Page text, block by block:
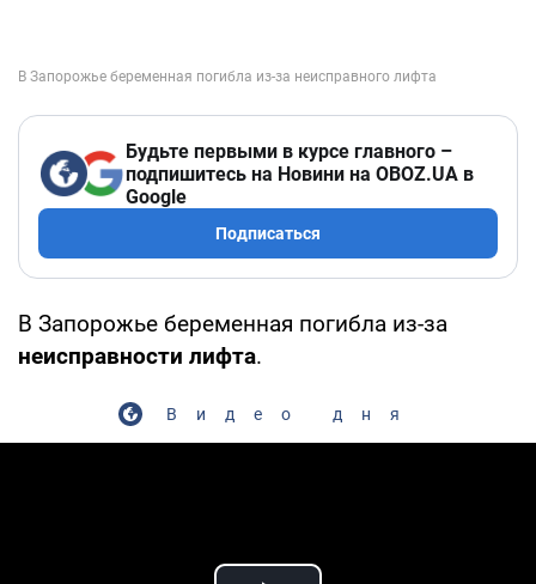
Будьте первыми в курсе главного –
подпишитесь на Новини на OBOZ.UA в
Google
Подписаться
В Запорожье беременная погибла из-за
неисправности лифта.
Видео дня